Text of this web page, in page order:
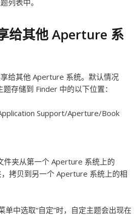
列表中。
给其他 Aperture 系
给其他 Aperture 系统。默认情况
存储到 Finder 中的以下位置：
Support/Aperture/Book
件夹从第一个 Aperture 系统上的
拷贝到另一个 Aperture 系统上的相
单中选取“自定”时，自定主题会出现在